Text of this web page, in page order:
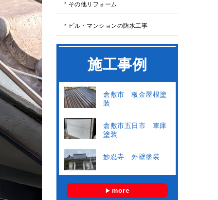
その他リフォーム
ビル・マンションの防水工事
施工事例
倉敷市 板金屋根塗
装
倉敷市五日市 車庫
塗装
妙忍寺 外壁塗装
more